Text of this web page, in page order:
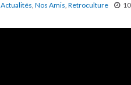
Actualités, Nos Amis, Retroculture